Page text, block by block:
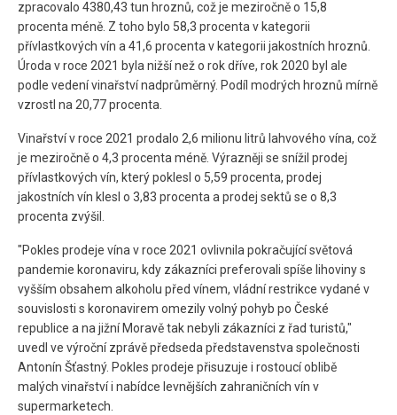
zpracovalo 4380,43 tun hroznů, což je meziročně o 15,8
procenta méně. Z toho bylo 58,3 procenta v kategorii
přívlastkových vín a 41,6 procenta v kategorii jakostních hroznů.
Úroda v roce 2021 byla nižší než o rok dříve, rok 2020 byl ale
podle vedení vinařství nadprůměrný. Podíl modrých hroznů mírně
vzrostl na 20,77 procenta.
Vinařství v roce 2021 prodalo 2,6 milionu litrů lahvového vína, což
je meziročně o 4,3 procenta méně. Výrazněji se snížil prodej
přívlastkových vín, který poklesl o 5,59 procenta, prodej
jakostních vín klesl o 3,83 procenta a prodej sektů se o 8,3
procenta zvýšil.
"Pokles prodeje vína v roce 2021 ovlivnila pokračující světová
pandemie koronaviru, kdy zákazníci preferovali spíše lihoviny s
vyšším obsahem alkoholu před vínem, vládní restrikce vydané v
souvislosti s koronavirem omezily volný pohyb po České
republice a na jižní Moravě tak nebyli zákazníci z řad turistů,"
uvedl ve výroční zprávě předseda představenstva společnosti
Antonín Šťastný. Pokles prodeje přisuzuje i rostoucí oblibě
malých vinařství i nabídce levnějších zahraničních vín v
supermarketech.